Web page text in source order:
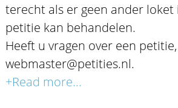
terecht als er geen ander loket
petitie kan behandelen.
Heeft u vragen over een
webmaster@petities.nl.
+Read more...